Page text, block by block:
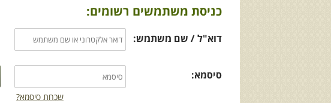
כניסת משתמשים רשומים:
דוא"ל / שם משתמש:
סיסמא:
שכחת סיסמא?